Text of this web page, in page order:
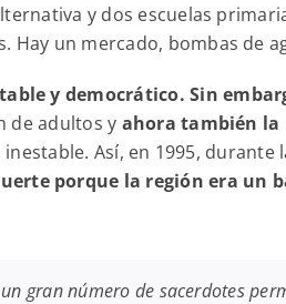
y dos escuelas
un mercado, bombas de
y democrático. Sin
de adultos y ahora también la
Así, en 1995,
porque la región era un
gran número de sacerdotes